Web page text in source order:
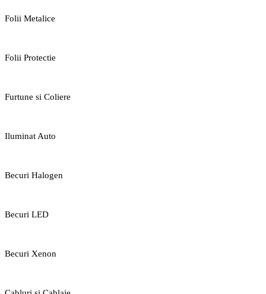
Folii Metalice
Folii Protectie
Furtune si Coliere
Iluminat Auto
Becuri Halogen
Becuri LED
Becuri Xenon